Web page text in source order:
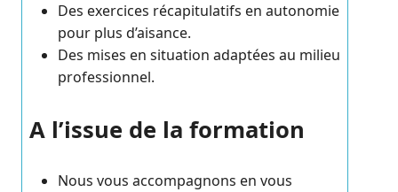
Des exercices récapitulatifs en autonomie
pour plus d’aisance.
Des mises en situation adaptées au milieu
professionnel.
A l’issue de la formation
Nous vous accompagnons en vous